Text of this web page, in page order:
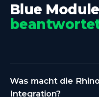
Blue
Was macht die
Integration?